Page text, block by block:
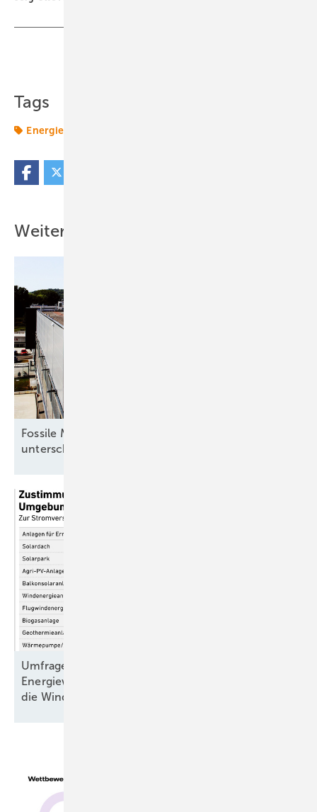
Tags
Energiewende
Weitere Inhalte
Fossile Mythen verfangen: Deutsche
unterschätzen die
Umfrage: 81 Prozent der Menschen wollen die
Energiewende – bei offener Kommunikation auch
die Windkraft